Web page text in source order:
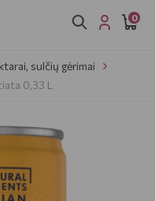
0
sulčių gėrimai
0,33 L